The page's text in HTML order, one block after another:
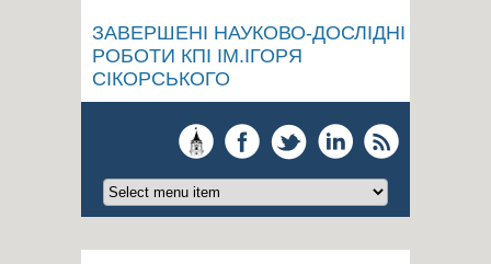
ЗАВЕРШЕНІ НАУКОВО-ДОСЛІДНІ
РОБОТИ КПІ ІМ.ІГОРЯ
СІКОРСЬКОГО